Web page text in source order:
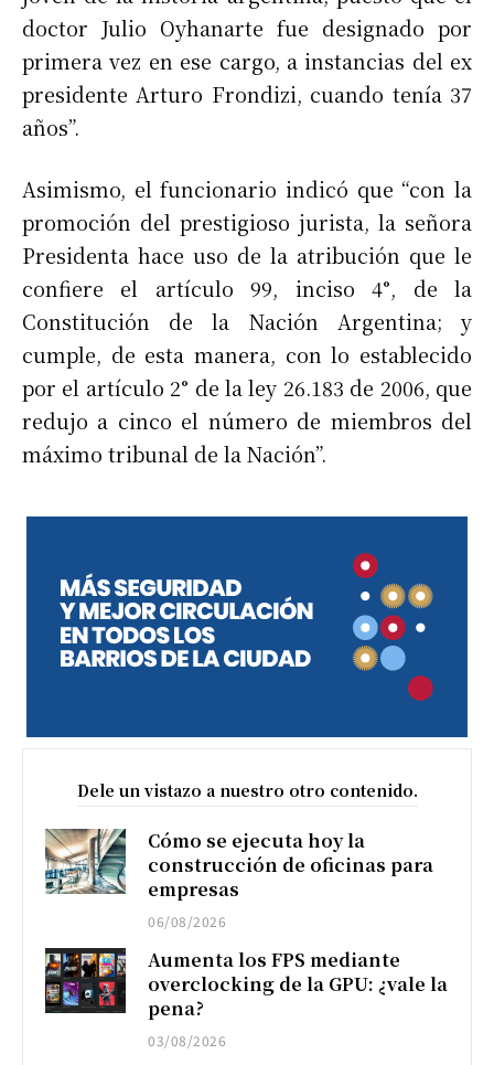
doctor Julio Oyhanarte fue designado por
primera vez en ese cargo, a instancias del ex
presidente Arturo Frondizi, cuando tenía 37
años”.
Asimismo, el funcionario indicó que “con la
promoción del prestigioso jurista, la señora
Presidenta hace uso de la atribución que le
confiere el artículo 99, inciso 4°, de la
Constitución de la Nación Argentina; y
cumple, de esta manera, con lo establecido
por el artículo 2° de la ley 26.183 de 2006, que
redujo a cinco el número de miembros del
máximo tribunal de la Nación”.
Dele un vistazo a nuestro otro contenido.
Cómo se ejecuta hoy la
construcción de oficinas para
empresas
06/08/2026
Aumenta los FPS mediante
overclocking de la GPU: ¿vale la
pena?
03/08/2026